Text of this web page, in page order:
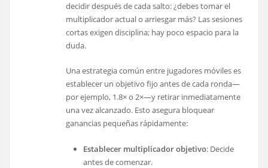
decidir después de cada salto: ¿debes tomar el
multiplicador actual o arriesgar más? Las sesiones
cortas exigen disciplina; hay poco espacio para la
duda.
Una estrategia común entre jugadores móviles es
establecer un objetivo fijo antes de cada ronda—
por ejemplo, 1.8× o 2×—y retirar inmediatamente
una vez alcanzado. Esto asegura bloquear
ganancias pequeñas rápidamente:
Establecer multiplicador objetivo: Decide
antes de comenzar.